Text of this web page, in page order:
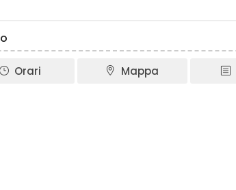
Orari Mappa